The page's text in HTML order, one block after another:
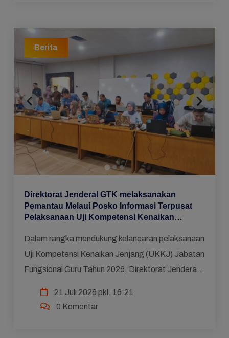
Berita
Direktorat Jenderal GTK melaksanakan
Pemantau Melaui Posko Informasi Terpusat
Pelaksanaan Uji Kompetensi Kenaikan
Dalam rangka mendukung kelancaran pelaksanaan
Uji Kompetensi Kenaikan Jenjang (UKKJ) Jabatan
Fungsional Guru Tahun 2026, Direktorat Jenderal
21 Juli 2026 pkl. 16:21
0 Komentar